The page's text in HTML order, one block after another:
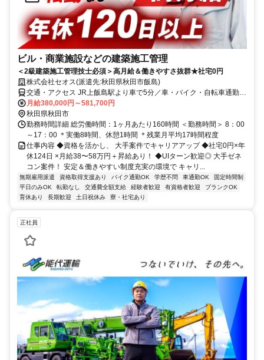
ビル・商業施設などの建築施工管理
＜2級建築施工管理技士必須＞高月給＆働きやすさ抜群★社宅0円
株式会社セオス(派遣先:秋田県秋田市飯島)
交通・アクセス JR上飯島駅より車で5分／車・バイク・自転車通勤
OK／転勤なし！U・Iターン歓迎！
月給380,000円～581,700円
秋田県秋田市
勤務時間詳細 総労働時間：1ヶ月あたり160時間 ＜勤務時間＞ 8：00
～17：00 ＊実働8時間、休憩1時間 ＊残業月平均17時間程度
仕事内容 ◆資格を活かし、 大手案件でキャリアアップ ◆社宅0円×年
休124日 ×月給38〜58万円＋昇給あり！ ◆UIターン歓迎◎ 大手ゼネ
コン案件！ 安定＆働きやすい制度充実の環境で キャリ...
無期雇用派遣 資格取得支援あり バイク通勤OK 学歴不問 車通勤OK
固定時間制
平日のみOK
転勤なし 交通費全額支給 経験者歓迎 有資格者歓迎
ブランクOK
育休あり
長期歓迎 土日祝休み 寮・社宅あり
正社員